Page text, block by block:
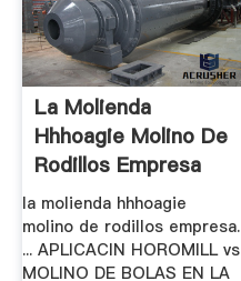
La Molienda
Hhhoagie Molino De
Rodillos Empresa
la molienda hhhoagie
molino de rodillos empresa.
... APLICACIN HOROMILL vs
MOLINO DE BOLAS EN LA